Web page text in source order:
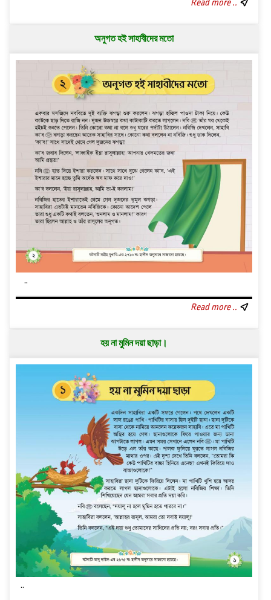
Read more ..
অনুগত হই সাহাবীদের মতো
..
Read more ..
হয় না মুমিন দয়া ছাড়া।
..